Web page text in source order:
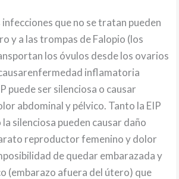
infecciones que no se tratan pueden
y a las trompas de Falopio (los
los óvulos desde los ovarios
inflamatoria
puede ser silenciosa o causar
abdominal y pélvico. Tanto la EIP
silenciosa pueden causar daño
reproductor femenino y dolor
de quedar embarazada y
(embarazo afuera del útero) que